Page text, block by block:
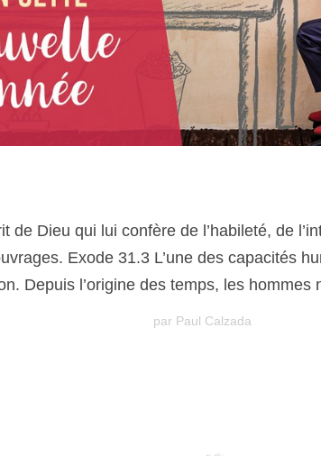
de Dieu qui lui confère de l’habileté, de
Exode 31.3 L’une des capacités
Depuis l’origine des temps, les hommes
par Paul Calzada